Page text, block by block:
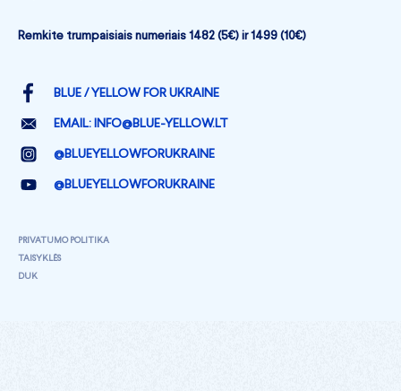
Remkite trumpaisiais numeriais 1482 (5€) ir 1499 (10€)
BLUE / YELLOW FOR UKRAINE
EMAIL: INFO@BLUE-YELLOW.LT
@BLUEYELLOWFORUKRAINE
@BLUEYELLOWFORUKRAINE
PRIVATUMO POLITIKA
TAISYKLĖS
DUK